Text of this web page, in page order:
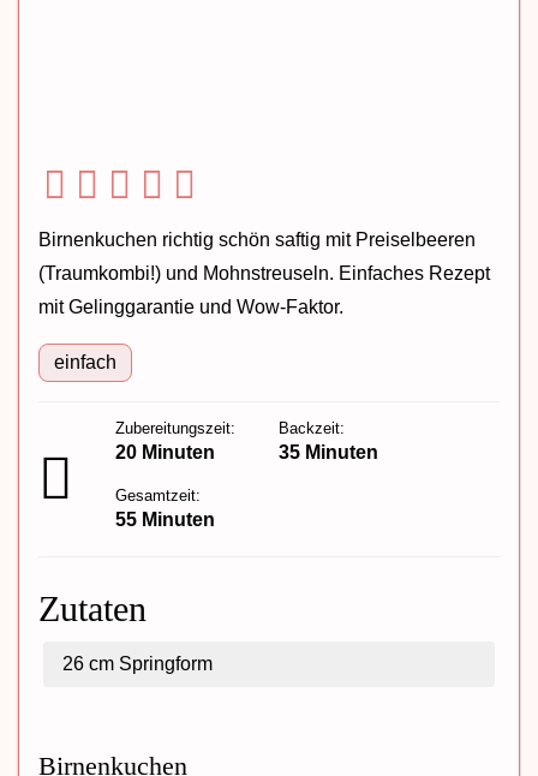
Birnenkuchen richtig schön saftig mit Preiselbeeren
(Traumkombi!) und Mohnstreuseln. Einfaches Rezept
mit Gelinggarantie und Wow-Faktor.
einfach
Zubereitungszeit:
20 Minuten
Backzeit:
35 Minuten
Gesamtzeit:
55 Minuten
Zutaten
26 cm Springform
Birnenkuchen